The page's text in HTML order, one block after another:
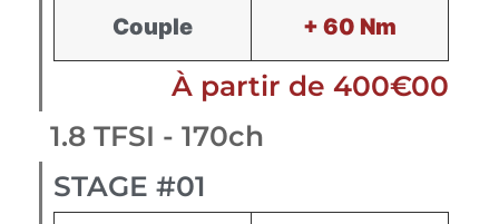
Couple + 60 Nm
À partir de 400€00
1.8 TFSI - 170ch
STAGE #01